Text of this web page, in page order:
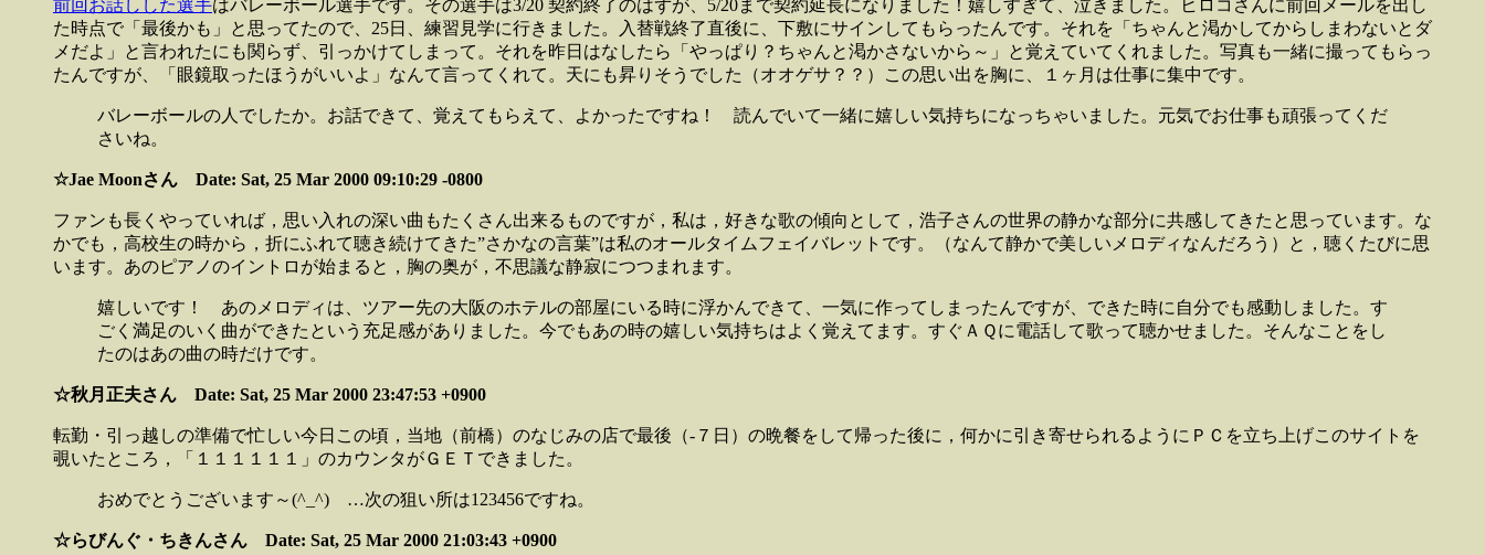
前回お話しした選手はバレーボール選手です。その選手は3/20 契約終了のはずが、5/20まで契約延長になりました！嬉しすぎて、泣きました。ヒロコさんに前回メールを出し
た時点で「最後かも」と思ってたので、25日、練習見学に行きました。入替戦終了直後に、下敷にサインしてもらったんです。それを「ちゃんと渇かしてからしまわないとダ
メだよ」と言われたにも関らず、引っかけてしまって。それを昨日はなしたら「やっぱり？ちゃんと渇かさないから～」と覚えていてくれました。写真も一緒に撮ってもらっ
たんですが、「眼鏡取ったほうがいいよ」なんて言ってくれて。天にも昇りそうでした（オオゲサ？？）この思い出を胸に、１ヶ月は仕事に集中です。
バレーボールの人でしたか。お話できて、覚えてもらえて、よかったですね！ 読んでいて一緒に嬉しい気持ちになっちゃいました。元気でお仕事も頑張ってくだ
さいね。
☆Jae Moonさん Date: Sat, 25 Mar 2000 09:10:29 -0800
ファンも長くやっていれば，思い入れの深い曲もたくさん出来るものですが，私は，好きな歌の傾向として，浩子さんの世界の静かな部分に共感してきたと思っています。な
かでも，高校生の時から，折にふれて聴き続けてきた”さかなの言葉”は私のオールタイムフェイバレットです。（なんて静かで美しいメロディなんだろう）と，聴くたびに思
います。あのピアノのイントロが始まると，胸の奥が，不思議な静寂につつまれます。
嬉しいです！ あのメロディは、ツアー先の大阪のホテルの部屋にいる時に浮かんできて、一気に作ってしまったんですが、できた時に自分でも感動しました。す
ごく満足のいく曲ができたという充足感がありました。今でもあの時の嬉しい気持ちはよく覚えてます。すぐＡＱに電話して歌って聴かせました。そんなことをし
たのはあの曲の時だけです。
☆秋月正夫さん Date: Sat, 25 Mar 2000 23:47:53 +0900
転勤・引っ越しの準備で忙しい今日この頃，当地（前橋）のなじみの店で最後（-７日）の晩餐をして帰った後に，何かに引き寄せられるようにＰＣを立ち上げこのサイトを
覗いたところ，「１１１１１１」のカウンタがＧＥＴできました。
おめでとうございます～(^_^) …次の狙い所は123456ですね。
☆らびんぐ・ちきんさん Date: Sat, 25 Mar 2000 21:03:43 +0900